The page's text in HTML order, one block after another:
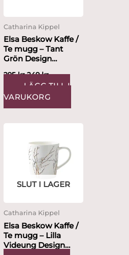
Catharina Kippel
Elsa Beskow Kaffe /
Te mugg – Tant
Grön Design
295kr 249kr
LÄGG TILL I
VARUKORG
SLUT I LAGER
Catharina Kippel
Elsa Beskow Kaffe /
Te mugg – Lilla
Videung Design